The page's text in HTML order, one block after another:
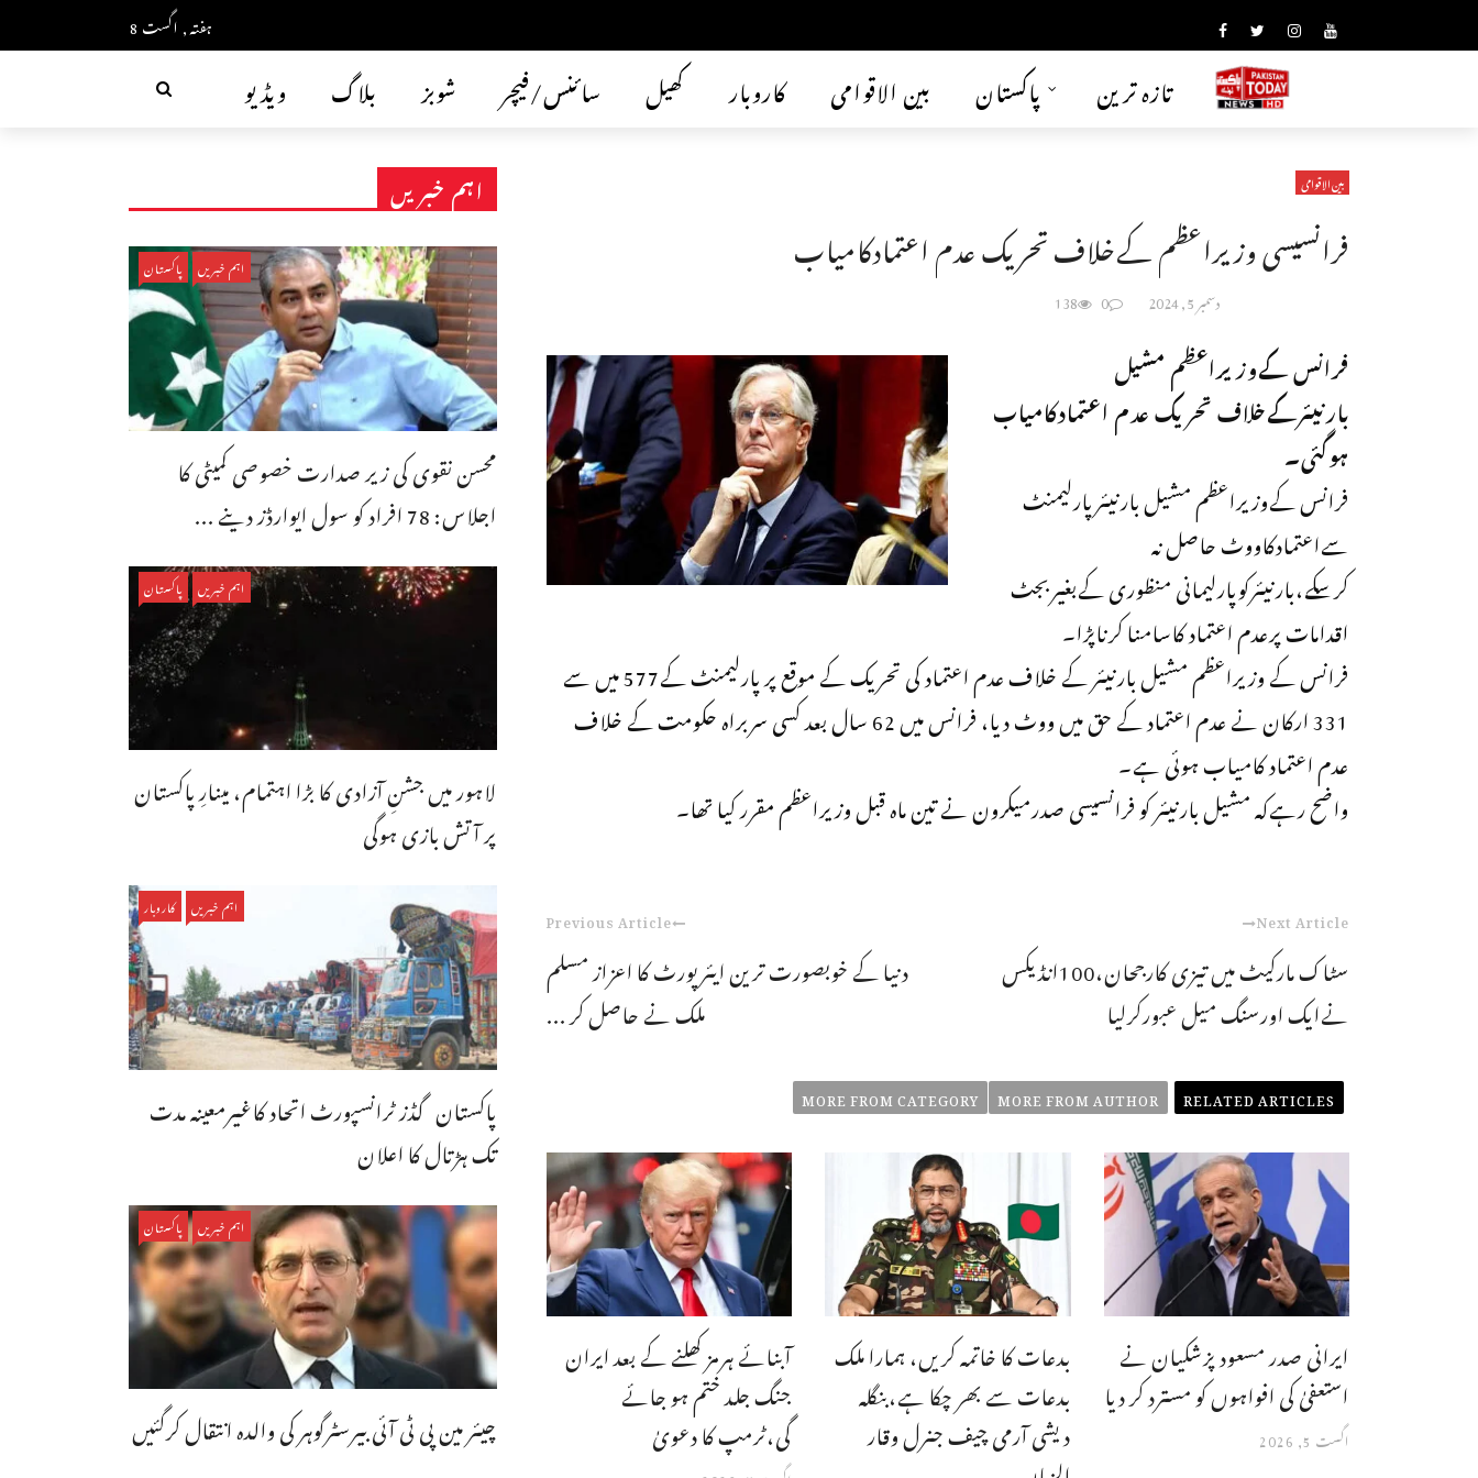
ہفتہ, اگست 8
ویڈیو بلاگ شوبز سائنس/فیچر کھیل کاروبار بین الاقوامی پاکستان تازہ ترین
بین الاقوامی
فرانسیسی وزیراعظم کےخلاف تحریک عدم اعتمادکامیاب
دسمبر 5, 2024 0
138
فرانس کےوزیراعظم مشیل
بارنیئرکےخلاف تحریک عدم اعتمادکامیاب
ہوگئی۔
فرانس کےوزیراعظم مشیل بارنیئرپارلیمنٹ
سےاعتمادکاووٹ حاصل نہ
کرسکے،بارنیئرکوپارلیمانی منظوری کےبغیربجٹ
اقدامات پرعدم اعتماد کاسامنا کرناپڑا۔
فرانس کے وزیراعظم مشیل بارنیئر کے خلاف عدم اعتماد کی تحریک کے موقع پر پارلیمنٹ کے577 میں سے
331 ارکان نے عدم اعتماد کے حق میں ووٹ دیا، فرانس میں 62 سال بعد کسی سربراہ حکومت کے خلاف
عدم اعتماد کامیاب ہوئی ہے۔
واضح رہےکہ مشیل بارنیئر کو فرانسیسی صدرمیکرون نے تین ماہ قبل وزیراعظم مقرر کیا تھا۔
Previous Article
دنیا کے خوبصورت ترین ایئرپورٹ کا اعزاز مسلم
ملک نے حاصل کر ...
Next Article
سٹاک مارکیٹ میں تیزی کارجحان،100انڈیکس
نےایک اورسنگ میل عبورکرلیا
RELATED ARTICLES
MORE FROM AUTHOR
MORE FROM CATEGORY
آبنائے ہرمز کھلنے کے بعد ایران
جنگ جلد ختم ہو جائے
گی،ٹرمپ کا دعویٰ
بدعات کا خاتمہ کریں، ہمارا ملک
بدعات سے بھر چکا ہے،بنگله
دیشی آرمی چیف جنرل وقار
ایرانی صدر مسعود پزشکیان نے
استعفیٰ کی افواہوں کو مسترد کر دیا
اگست 5, 2026
اہم خبریں
اہم خبریں پاکستان
محسن نقوی کی زیر صدارت خصوصی کمیٹی کا
اجلاس: 78 افراد کو سول ایوارڈز دینے ...
اہم خبریں پاکستان
لاہور میں جشنِ آزادی کا بڑا اہتمام، مینارِ پاکستان
پر آتش بازی ہوگی
اہم خبریں کاروبار
پاکستان گڈز ٹرانسپورٹ اتحاد کاغیرمعینہ مدت
تک ہڑتال کا اعلان
اہم خبریں پاکستان
چیئر مین پی ٹی آئی بیرسٹرگوہر کی والدہ انتقال کرگئیں